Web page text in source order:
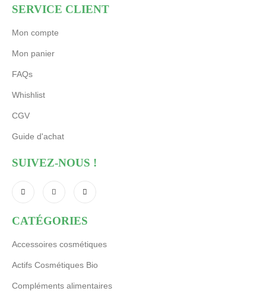
SERVICE CLIENT
Mon compte
Mon panier
FAQs
Whishlist
CGV
Guide d'achat
SUIVEZ-NOUS !
CATÉGORIES
Accessoires cosmétiques
Actifs Cosmétiques Bio
Compléments alimentaires